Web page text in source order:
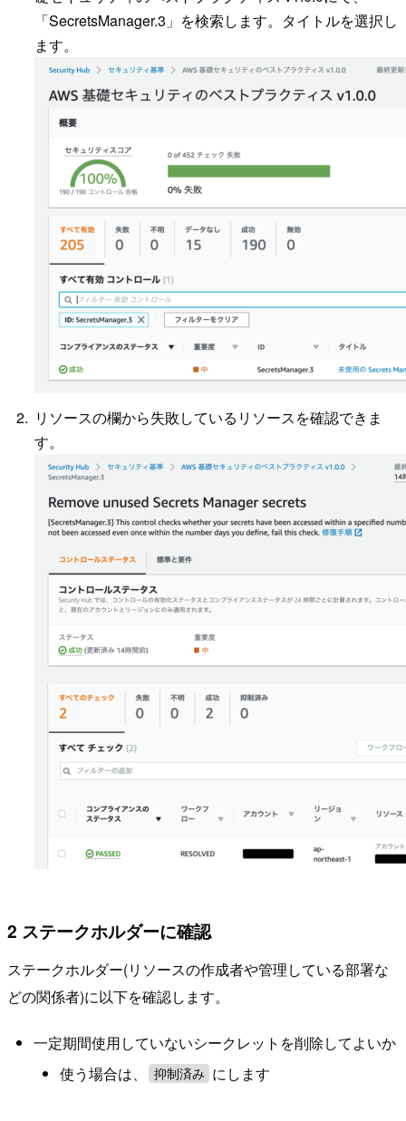
「SecretsManager.3」を検索します。タイトルを選択し
ます。
リソースの欄から失敗しているリソースを確認できま
す。
2 ステークホルダーに確認
ステークホルダー(リソースの作成者や管理している部署な
どの関係者)に以下を確認します。
一定期間使用していないシークレットを削除してよいか
使う場合は、
抑制済み にします